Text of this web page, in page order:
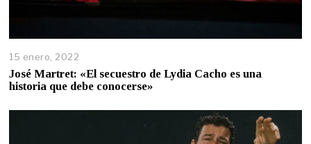
15 enero, 2022
José Martret: «El secuestro de Lydia Cacho es una
historia que debe conocerse»